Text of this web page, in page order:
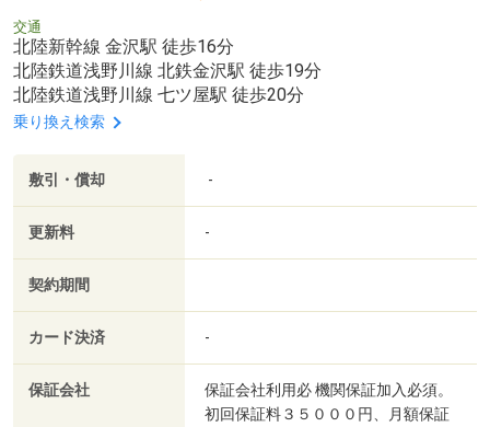
交通
北陸新幹線 金沢駅 徒歩16分
北陸鉄道浅野川線 北鉄金沢駅 徒歩19分
北陸鉄道浅野川線 七ツ屋駅 徒歩20分
乗り換え検索
敷引・償却 -
更新料 -
契約期間
カード決済 -
保証会社
保証会社利用必 機関保証加入必須。
初回保証料３５０００円、月額保証